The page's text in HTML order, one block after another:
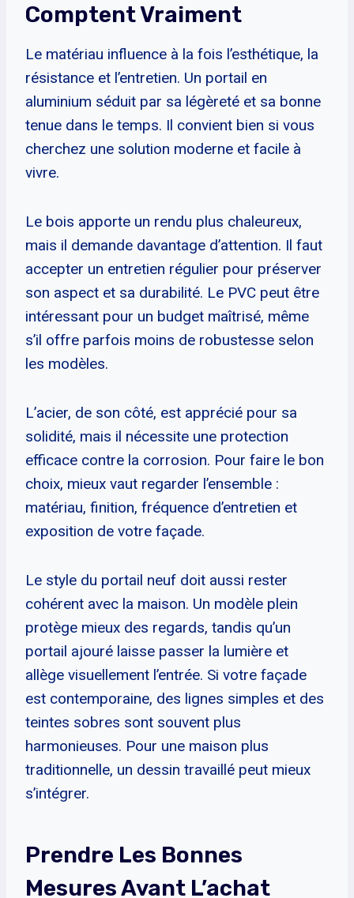
Comptent Vraiment
Le matériau influence à la fois l’esthétique, la
résistance et l’entretien. Un portail en
aluminium séduit par sa légèreté et sa bonne
tenue dans le temps. Il convient bien si vous
cherchez une solution moderne et facile à
vivre.
Le bois apporte un rendu plus chaleureux,
mais il demande davantage d’attention. Il faut
accepter un entretien régulier pour préserver
son aspect et sa durabilité. Le PVC peut être
intéressant pour un budget maîtrisé, même
s’il offre parfois moins de robustesse selon
les modèles.
L’acier, de son côté, est apprécié pour sa
solidité, mais il nécessite une protection
efficace contre la corrosion. Pour faire le bon
choix, mieux vaut regarder l’ensemble :
matériau, finition, fréquence d’entretien et
exposition de votre façade.
Le style du portail neuf doit aussi rester
cohérent avec la maison. Un modèle plein
protège mieux des regards, tandis qu’un
portail ajouré laisse passer la lumière et
allège visuellement l’entrée. Si votre façade
est contemporaine, des lignes simples et des
teintes sobres sont souvent plus
harmonieuses. Pour une maison plus
traditionnelle, un dessin travaillé peut mieux
s’intégrer.
Prendre Les Bonnes
Mesures Avant L’achat